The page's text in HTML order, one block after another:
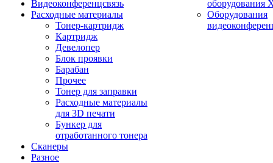
Видеоконференцсвязь
Расходные материалы
Тонер-картридж
Картридж
Девелопер
Блок проявки
Барабан
Прочее
Тонер для заправки
Расходные материалы
для 3D печати
Бункер для
отработанного тонера
Сканеры
Разное
оборудования
Оборудования